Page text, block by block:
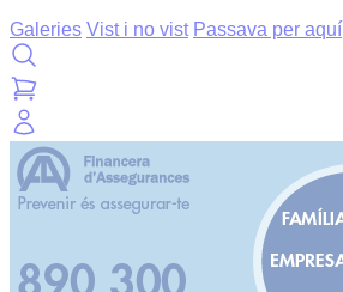
Galeries Vist i no vist Passava per aquí